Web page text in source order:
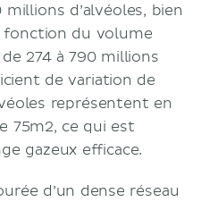
d’alvéoles, bien
fonction du volume
274 à 790 millions
de variation de
représentent en
75m2, ce qui est
gazeux efficace.
d’un dense réseau